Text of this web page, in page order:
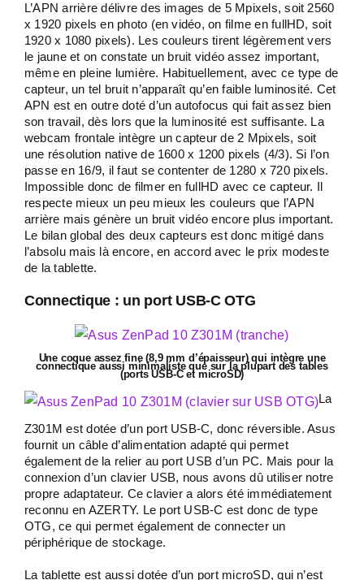
L’APN arrière délivre des images de 5 Mpixels, soit 2560
x 1920 pixels en photo (en vidéo, on filme en fullHD, soit
1920 x 1080 pixels). Les couleurs tirent légèrement vers
le jaune et on constate un bruit vidéo assez important,
même en pleine lumière. Habituellement, avec ce type de
capteur, un tel bruit n’apparaît qu’en faible luminosité. Cet
APN est en outre doté d’un autofocus qui fait assez bien
son travail, dès lors que la luminosité est suffisante. La
webcam frontale intègre un capteur de 2 Mpixels, soit
une résolution native de 1600 x 1200 pixels (4/3). Si l’on
passe en 16/9, il faut se contenter de 1280 x 720 pixels.
Impossible donc de filmer en fullHD avec ce capteur. Il
respecte mieux un peu mieux les couleurs que l’APN
arrière mais génère un bruit vidéo encore plus important.
Le bilan global des deux capteurs est donc mitigé dans
l’absolu mais là encore, en accord avec le prix modeste
de la tablette.
Connectique : un port USB-C OTG
Une coque assez fine (8,9 mm d’épaisseur) qui intègre une
connectique aussi minimaliste que sur la plupart des tables
(ports USB-C et microSD)
La
Z301M est dotée d’un port USB-C, donc réversible. Asus
fournit un câble d’alimentation adapté qui permet
également de la relier au port USB d’un PC. Mais pour la
connexion d’un clavier USB, nous avons dû utiliser notre
propre adaptateur. Ce clavier a alors été immédiatement
reconnu en AZERTY. Le port USB-C est donc de type
OTG, ce qui permet également de connecter un
périphérique de stockage.
La tablette est aussi dotée d’un port microSD, qui n’est